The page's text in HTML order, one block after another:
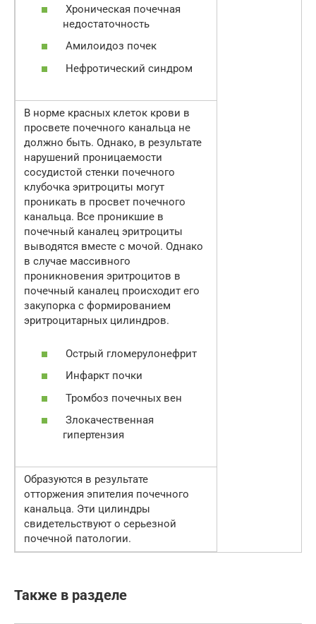
Хроническая почечная
недостаточность
Амилоидоз почек
Нефротический синдром
В норме красных клеток крови в
просвете почечного канальца не
должно быть. Однако, в результате
нарушений проницаемости
сосудистой стенки почечного
клубочка эритроциты могут
проникать в просвет почечного
канальца. Все проникшие в
почечный каналец эритроциты
выводятся вместе с мочой. Однако
в случае массивного
проникновения эритроцитов в
почечный каналец происходит его
закупорка с формированием
эритроцитарных цилиндров.
Острый гломерулонефрит
Инфаркт почки
Тромбоз почечных вен
Злокачественная
гипертензия
Образуются в результате
отторжения эпителия почечного
канальца. Эти цилиндры
свидетельствуют о серьезной
почечной патологии.
Также в разделе